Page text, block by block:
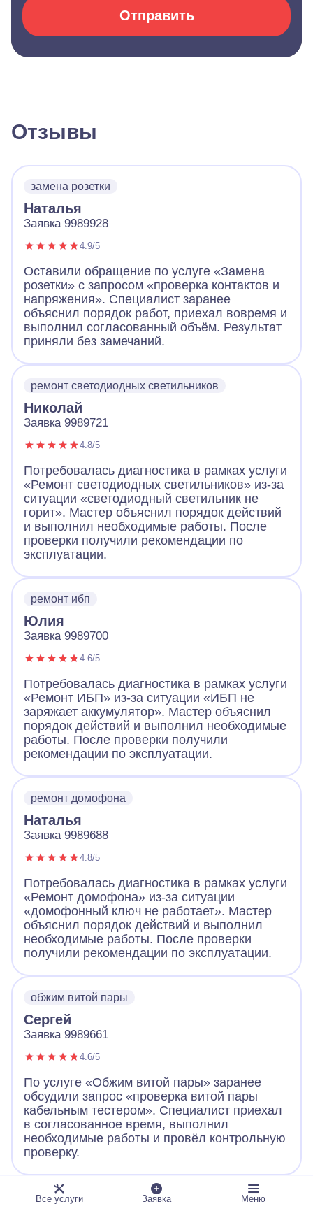
Отправить
Отзывы
замена розетки
Наталья
Заявка 9989928
4.9/5
Оставили обращение по услуге «Замена
розетки» с запросом «проверка контактов и
напряжения». Специалист заранее
объяснил порядок работ, приехал вовремя и
выполнил согласованный объём. Результат
приняли без замечаний.
ремонт светодиодных светильников
Николай
Заявка 9989721
4.8/5
Потребовалась диагностика в рамках услуги
«Ремонт светодиодных светильников» из-за
ситуации «светодиодный светильник не
горит». Мастер объяснил порядок действий
и выполнил необходимые работы. После
проверки получили рекомендации по
эксплуатации.
ремонт ибп
Юлия
Заявка 9989700
4.6/5
Потребовалась диагностика в рамках услуги
«Ремонт ИБП» из-за ситуации «ИБП не
заряжает аккумулятор». Мастер объяснил
порядок действий и выполнил необходимые
работы. После проверки получили
рекомендации по эксплуатации.
ремонт домофона
Наталья
Заявка 9989688
4.8/5
Потребовалась диагностика в рамках услуги
«Ремонт домофона» из-за ситуации
«домофонный ключ не работает». Мастер
объяснил порядок действий и выполнил
необходимые работы. После проверки
получили рекомендации по эксплуатации.
обжим витой пары
Сергей
Заявка 9989661
4.6/5
По услуге «Обжим витой пары» заранее
обсудили запрос «проверка витой пары
кабельным тестером». Специалист приехал
в согласованное время, выполнил
необходимые работы и провёл контрольную
проверку.
ландшафтное освещение
Все услуги Заявка Меню